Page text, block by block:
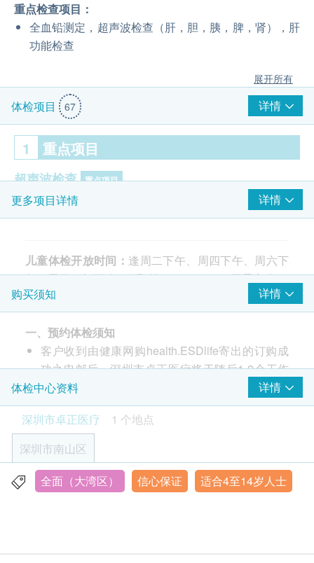
重点检查项目：
全血铅测定，超声波检查（肝，胆，胰，脾，肾），肝
功能检查
展开所有
体检项目 67 详情
1 重点项目
超声波检查 重点项目
上腹腔超声波:肝
上腹腔超声波:胆
上腹腔超声波:肾
重金属
全血铅测定
2 基本项目
基本健康评估
健康问卷
皮肤检查
浅表淋巴结检查
耳鼻喉检查
更多项目详情 详情
儿童体检开放时间： 逢周二下午、周四下午、周六下
午、周日下午开放，可预约13:30-15:30；无需空腹。
体检地址：广东省深圳市南山区海德三道1288号航天
科技广场B座商业裙楼5楼（非写字楼）。
注意事项：
1）儿童进行体检时须由父母或监护人陪同；
2）9-14岁女童：青春期女性请避开月经期；
3）体检时长：大约1个半小时左右，具体依当天实际
情况；
4）体检报告7个自然日完成；
5）请在孩子健康状态下就诊，如孩子有出现传染性
疾病或者其他身体不适（如水痘、手足口病、发热、
购买须知 详情
一、预约体检须知
客户收到由健康网购health.ESDlife寄出的订购成
功之电邮后，深圳市卓正医疗将于随后1-2个工作
天的办公时间内，致电客户预约身体检查的时间及
地点。客户亦可至少提前1日致电至深圳市卓正医
疗香港客户经理处进行预约（联络电话：+852
5168 9180）。
客户至现场后，深圳市卓正医疗工作人员会核对客
户的姓名、出生年月日、手机号及健康网购
health.ESDlife预约成功之电邮
体检中心资料
详情
深圳市卓正医疗
1 个地点
深圳市南山区
深圳市南山区海德三道1288号航天科技广场B座商业裙楼5
全面（大湾区） 信心保证 适合4至14岁人士